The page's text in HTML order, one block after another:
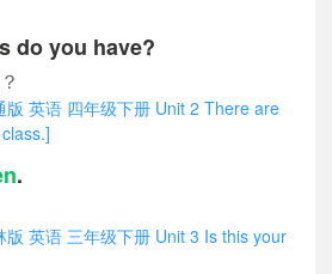
s do you have?
版 英语 四年级下册 Unit 2 There are
.
版 英语 三年级下册 Unit 3 Is this your